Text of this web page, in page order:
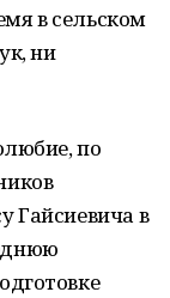
в сельском
ни
по
Гайсиевича в